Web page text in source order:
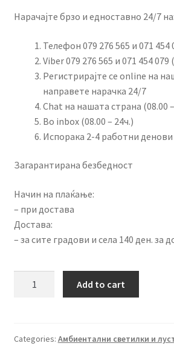
Нарачајте брзо и едноставно 24/7 на:
Телефон 079 276 565 и 071 454
Viber 079 276 565 и 071 454 079
Регистрирајте се online на
направете нарачка 24/7
Chat на нашата страна (08.00
Во inbox (08.00 – 24ч.)
Испорака 2-4 работни денови
Загарантирана безбедност
Начин на плаќање:
– при достава
Достава:
– за сите градови и села 140 ден. за
2700k
Add to cart
Categories: Амбиентални светилки и